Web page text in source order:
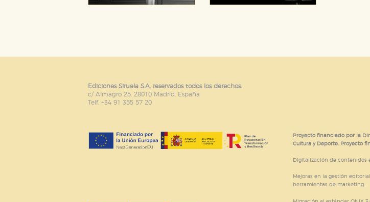
Ediciones Siruela S.A. reservados todos los derechos.
c/ Almagro 25. 28010 Madrid. España
Telf. +34 91 355 57 20
Proyecto financiado por la
Cultura y Deporte. Proyecto
Digitalización de contenidos
Mejoras en la gestión
herramientas de marketing.